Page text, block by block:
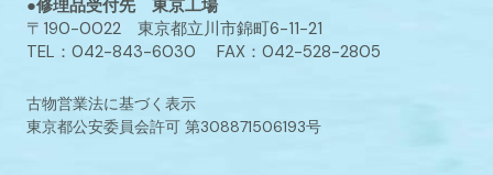
●修理品受付先 東京工場
〒190-0022 東京都立川市錦町6-11-21
TEL：042-843-6030 FAX：042-528-2805
古物営業法に基づく表示
東京都公安委員会許可 第308871506193号